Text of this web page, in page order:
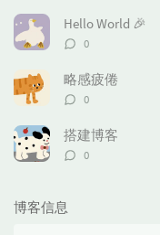
数：
Hello World 🎉
评
数：
0
略感疲倦
评
数：
0
搭建博客
评
0
博客信息